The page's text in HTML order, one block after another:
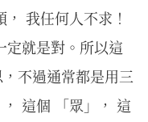
我任何人不求！
定就是對。所以這
不過通常都是用三
這個 「眾」， 這